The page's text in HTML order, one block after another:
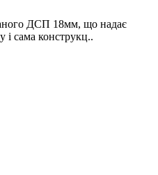
ДСП 18мм, що надає
і сама конструкц..